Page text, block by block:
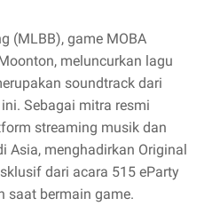
(MLBB), game MOBA
meluncurkan lagu
soundtrack dari
Sebagai mitra resmi
streaming musik dan
Asia, menghadirkan Original
dari acara 515 eParty
saat bermain game.